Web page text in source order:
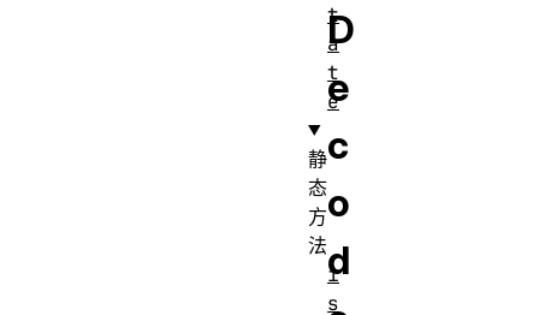
D
e
c
o
d
t
a
t
e
静
态
方
法
i
s